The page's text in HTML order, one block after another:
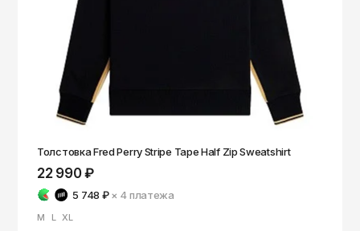
Толстовка Fred Perry Stripe Tape Half Zip Sweatshirt
22 990 ₽
5 748 ₽ × 4платежа
M L XL